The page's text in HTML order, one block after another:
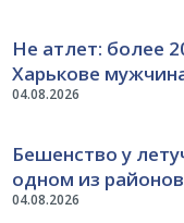
04.08.2026
Не атлет: более
Харькове
04.08.2026
Бешенство у
одном из